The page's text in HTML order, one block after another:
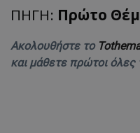
ΠΗΓΗ: Πρώτο
Ακολουθήστε το
και μάθετε πρώτοι όλες